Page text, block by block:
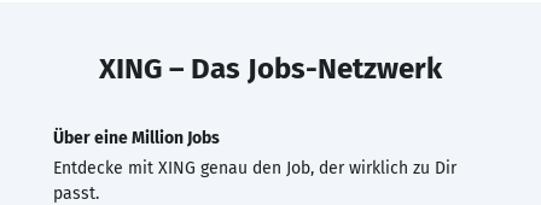
XING – Das Jobs-Netzwerk
Über eine Million Jobs
Entdecke mit XING genau den Job, der wirklich zu Dir
passt.